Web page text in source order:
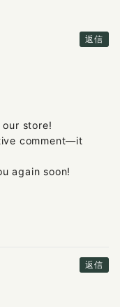
返信
store!
comment—it
again soon!
返信